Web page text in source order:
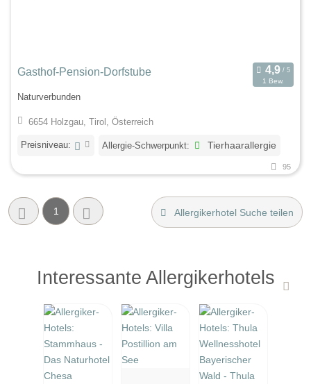
Gasthof-Pension-Dorfstube
1 Bew.
Naturverbunden
6654 Holzgau, Tirol, Österreich
Preisniveau: Allergie-Schwerpunkt: Tierhaarallergie
95
1 Allergikerhotel Suche teilen
Interessante Allergikerhotels